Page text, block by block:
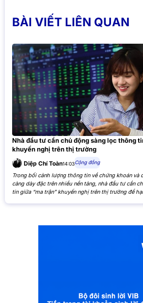
BÀI VIẾT LIÊN QUAN
Nhà đầu tư cần chủ động sàng lọc thông
khuyến nghị trên thị trường
Diệp Chí Toàn14:03Cộng đồng
Trong bối cảnh lượng thông tin về chứng khoán và
càng dày đặc trên nhiều nền tảng, nhà đầu tư cần
tin giữa “ma trận” khuyến nghị trên thị trường để